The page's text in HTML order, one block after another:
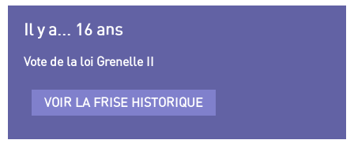
Il y a... 16 ans
Vote de la loi Grenelle II
VOIR LA FRISE HISTORIQUE